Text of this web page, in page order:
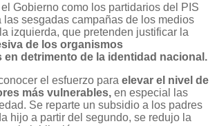
el Gobierno como los partidarios del PIS
las sesgadas campañas de los medios
izquierda, que pretenden justificar la
de los organismos
detrimento de la identidad nacional.
el esfuerzo para elevar el nivel de
más vulnerables, en especial las
Se reparte un subsidio a los padres
hijo a partir del segundo, se redujo la